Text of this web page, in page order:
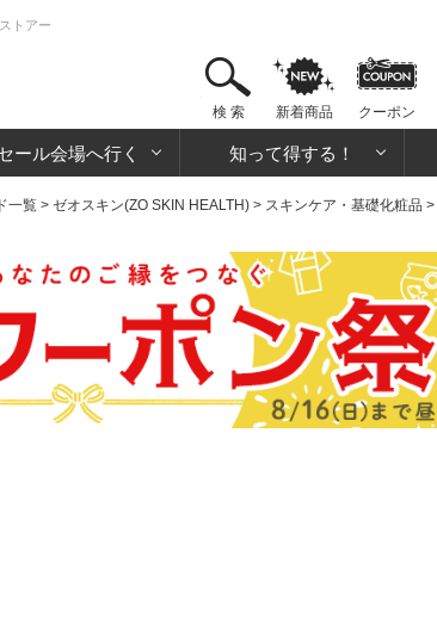
トアー
検 索 新着商品 クーポン
ール会場へ行く 知って得する！
一覧 > ゼオスキン(ZO SKIN HEALTH) > スキンケア・基礎化粧品 >